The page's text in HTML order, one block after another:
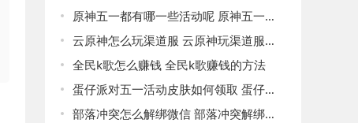
原神五一都有哪一些活动呢 原神五一详细的活动介绍
云原神怎么玩渠道服 云原神玩渠道服的方法
全民k歌怎么赚钱 全民k歌赚钱的方法
蛋仔派对五一活动皮肤如何领取 蛋仔派对五一活动皮肤领取教程
部落冲突怎么解绑微信 部落冲突解绑微信的方法